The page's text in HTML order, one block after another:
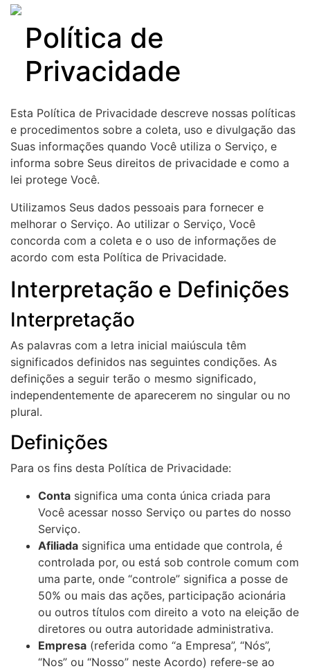
Skip
contentPolítica de
Privacidade
Esta Política de Privacidade descreve nossas políticas
e procedimentos sobre a coleta, uso e divulgação das
Suas informações quando Você utiliza o Serviço, e
informa sobre Seus direitos de privacidade e como a
lei protege Você.
Utilizamos Seus dados pessoais para fornecer e
melhorar o Serviço. Ao utilizar o Serviço, Você
concorda com a coleta e o uso de informações de
acordo com esta Política de Privacidade.
Interpretação e Definições
Interpretação
As palavras com a letra inicial maiúscula têm
significados definidos nas seguintes condições. As
definições a seguir terão o mesmo significado,
independentemente de aparecerem no singular ou no
plural.
Definições
Para os fins desta Política de Privacidade:
Conta significa uma conta única criada para
Você acessar nosso Serviço ou partes do nosso
Serviço.
Afiliada significa uma entidade que controla, é
controlada por, ou está sob controle comum com
uma parte, onde “controle” significa a posse de
50% ou mais das ações, participação acionária
ou outros títulos com direito a voto na eleição de
diretores ou outra autoridade administrativa.
Empresa (referida como “a Empresa”, “Nós”,
“Nos” ou “Nosso” neste Acordo) refere-se ao